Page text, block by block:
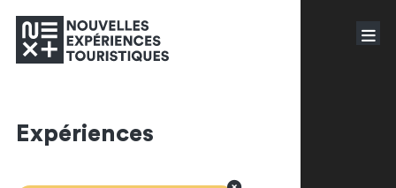
Expériences